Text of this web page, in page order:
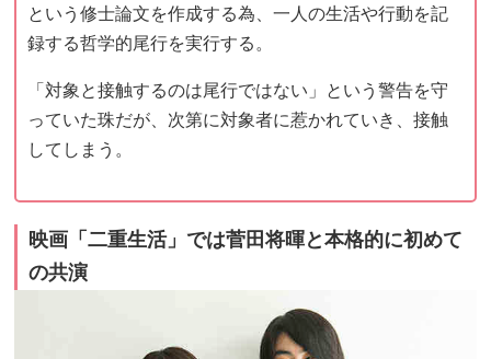
という修士論文を作成する為、一人の生活や行動を記
録する哲学的尾行を実行する。
「対象と接触するのは尾行ではない」という警告を守
っていた珠だが、次第に対象者に惹かれていき、接触
してしまう。
映画「二重生活」では菅田将暉と本格的に初めて
の共演